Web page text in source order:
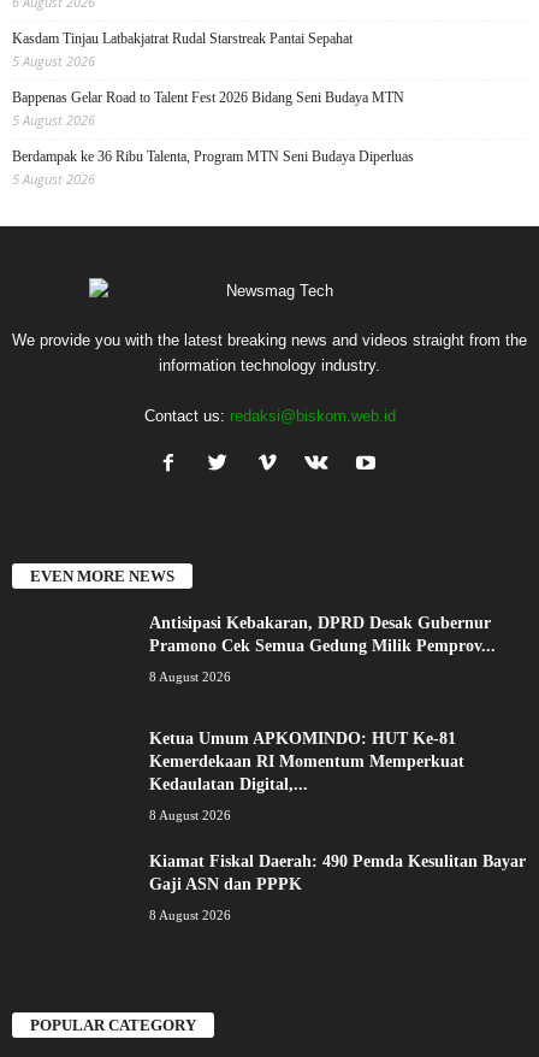
Kasdam Tinjau Latbakjatrat Rudal Starstreak Pantai Sepahat
5 August 2026
Bappenas Gelar Road to Talent Fest 2026 Bidang Seni Budaya MTN
5 August 2026
Berdampak ke 36 Ribu Talenta, Program MTN Seni Budaya Diperluas
5 August 2026
We provide you with the latest breaking news and videos straight from the
information technology industry.
Contact us: redaksi@biskom.web.id
EVEN MORE NEWS
Antisipasi Kebakaran, DPRD Desak Gubernur
Pramono Cek Semua Gedung Milik Pemprov...
8 August 2026
Ketua Umum APKOMINDO: HUT Ke-81
Kemerdekaan RI Momentum Memperkuat
Kedaulatan Digital,...
8 August 2026
Kiamat Fiskal Daerah: 490 Pemda Kesulitan Bayar
Gaji ASN dan PPPK
8 August 2026
POPULAR CATEGORY